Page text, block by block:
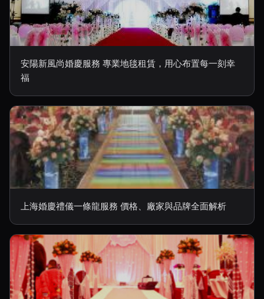
安陽新風尚婚慶服務 專業地毯租賃，用心布置每一刻幸
福
上海婚慶禮儀一條龍服務 價格、廠家與品牌全面解析